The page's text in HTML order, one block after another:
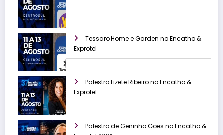
Tessaro Home e Garden no Encatho &
Exprotel
Palestra Lizete Ribeiro no Encatho &
Exprotel
Palestra de Geninho Goes no Encatho &